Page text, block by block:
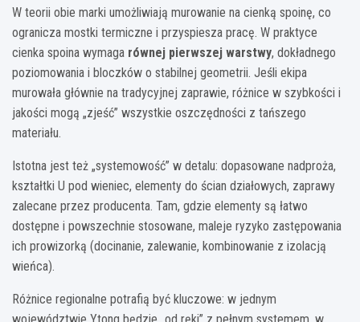
W teorii obie marki umożliwiają murowanie na cienką spoinę, co
ogranicza mostki termiczne i przyspiesza pracę. W praktyce
cienka spoina wymaga równej pierwszej warstwy, dokładnego
poziomowania i bloczków o stabilnej geometrii. Jeśli ekipa
murowała głównie na tradycyjnej zaprawie, różnice w szybkości i
jakości mogą „zjeść” wszystkie oszczędności z tańszego
materiału.
Istotna jest też „systemowość” w detalu: dopasowane nadproża,
kształtki U pod wieniec, elementy do ścian działowych, zaprawy
zalecane przez producenta. Tam, gdzie elementy są łatwo
dostępne i powszechnie stosowane, maleje ryzyko zastępowania
ich prowizorką (docinanie, zalewanie, kombinowanie z izolacją
wieńca).
Różnice regionalne potrafią być kluczowe: w jednym